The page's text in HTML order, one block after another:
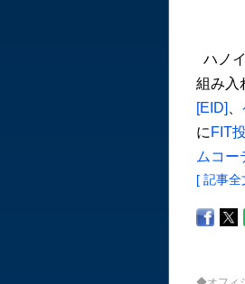
ハノ
組み入
[EID]
に FIT
ムコー
[ 記事全